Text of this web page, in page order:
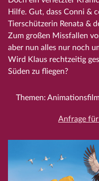
Hilfe. Gut, dass Conni &
Tierschützerin Renata &
Zum großen Missfallen
aber nun alles nur noch
Wird Klaus rechtzeitig
Süden zu fliegen?
Themen:
Anfrage